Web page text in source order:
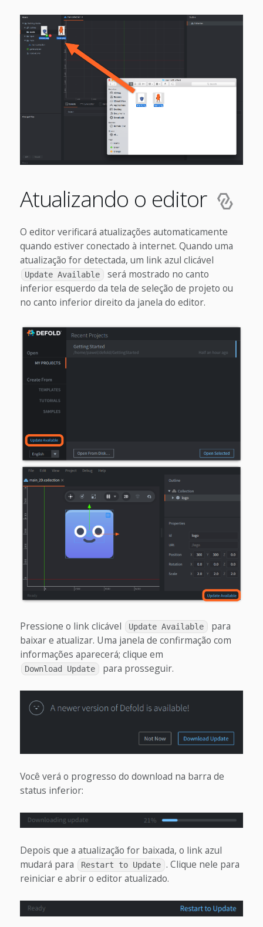
Atualizando o editor
O editor verificará atualizações automaticamente
quando estiver conectado à internet. Quando uma
atualização for detectada, um link azul clicável
Update Available
será mostrado no canto
inferior esquerdo da tela de seleção de projeto ou
no canto inferior direito da janela do editor.
Pressione o link clicável Update Available
para
baixar e atualizar. Uma janela de confirmação com
informações aparecerá; clique em
Download Update para prosseguir.
Você verá o progresso do download na barra de
status inferior:
Depois que a atualização for baixada, o link azul
mudará para
Restart to Update . Clique nele para
reiniciar e abrir o editor atualizado.